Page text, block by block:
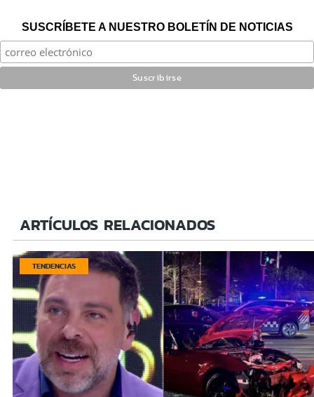
SUSCRÍBETE A NUESTRO BOLETÍN DE NOTICIAS
ARTÍCULOS RELACIONADOS
TENDENCIAS